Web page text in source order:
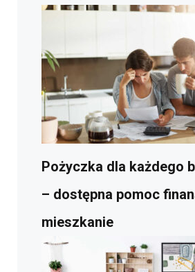
Pożyczka dla każdego
– dostępna pomoc
mieszkanie